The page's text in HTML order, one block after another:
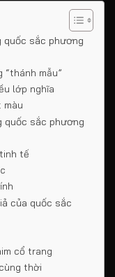
sắc phương
“thánh mẫu”
lớp nghĩa
màu
quốc sắc phương
tế
của quốc sắc
cổ trang
thời